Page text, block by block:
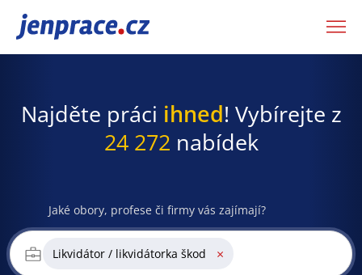
JenPráce.cz
Najděte práci ihned! Vybírejte z
24 272 nabídek
Jaké obory, profese či firmy vás zajímají?
Likvidátor / likvidátorka škod ×